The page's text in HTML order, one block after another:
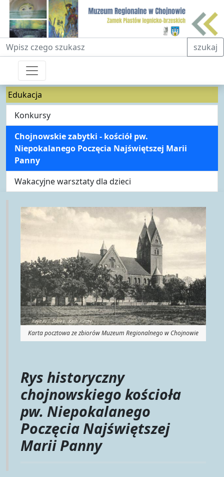
Fraza do wyszukiwania szukaj
Edukacja
Konkursy
Chojnowskie zabytki - kościół pw.
Niepokalanego Poczęcia Najświętszej Marii
Panny
Wakacyjne warsztaty dla dzieci
Karta pocztowa ze zbiorów Muzeum Regionalnego w Chojnowie
Rys historyczny
chojnowskiego kościoła
pw. Niepokalanego
Poczęcia Najświętszej
Marii Panny